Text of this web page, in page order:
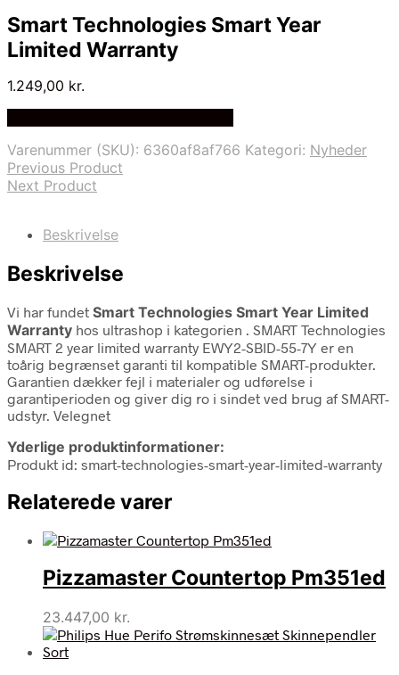
Smart Technologies Smart Year
Limited Warranty
1.249,00 kr.
Varenummer (SKU): 6360af8af766 Kategori: Nyheder
Previous Product
Next Product
Beskrivelse
Beskrivelse
Vi har fundet Smart Technologies Smart Year Limited
Warranty hos ultrashop i kategorien . SMART Technologies
SMART 2 year limited warranty EWY2-SBID-55-7Y er en
toårig begrænset garanti til kompatible SMART-produkter.
Garantien dækker fejl i materialer og udførelse i
garantiperioden og giver dig ro i sindet ved brug af SMART-
udstyr. Velegnet
Yderlige produktinformationer:
Produkt id: smart-technologies-smart-year-limited-warranty
Relaterede varer
Pizzamaster Countertop Pm351ed
23.447,00 kr.